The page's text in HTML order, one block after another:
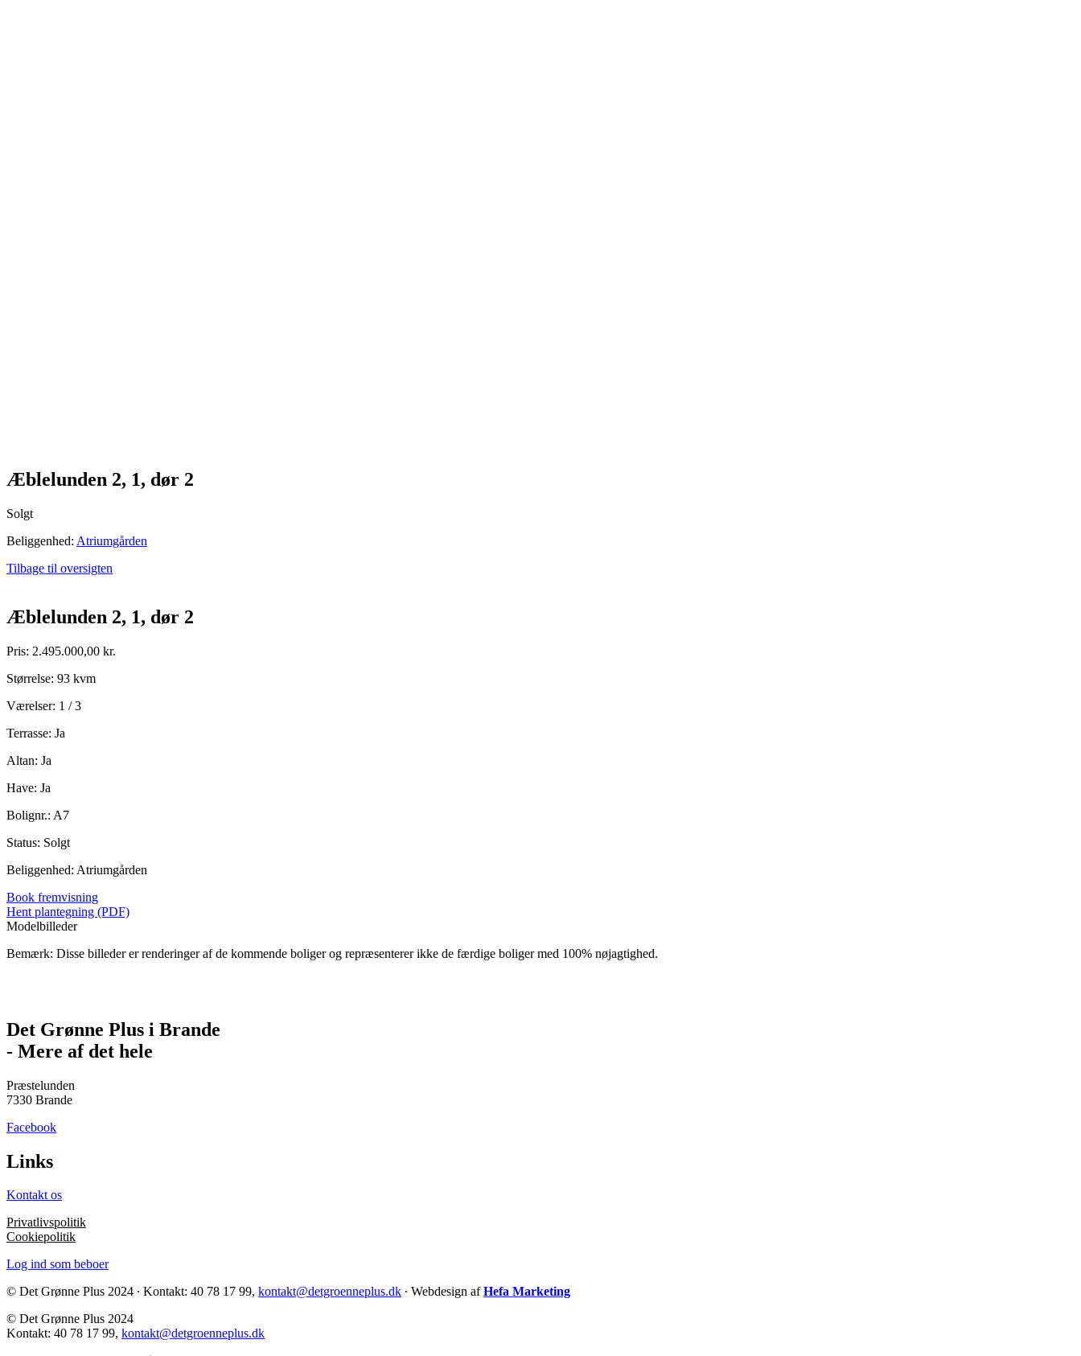
Æblelunden 2, 1, dør 2
Solgt
Beliggenhed: Atriumgården
Tilbage til oversigten
Æblelunden 2, 1, dør 2
Pris: 2.495.000,00 kr.
Størrelse: 93 kvm
Værelser: 1 / 3
Terrasse: Ja
Altan: Ja
Have: Ja
Bolignr.: A7
Status: Solgt
Beliggenhed: Atriumgården
Book fremvisning
Hent plantegning (PDF)
Modelbilleder
Bemærk: Disse billeder er renderinger af de kommende boliger og repræsenterer ikke de færdige boliger med 100% nøjagtighed.
Det Grønne Plus i Brande
- Mere af det hele
Præstelunden
7330 Brande
Facebook
Links
Kontakt os
Privatlivspolitik
Cookiepolitik
Log ind som beboer
© Det Grønne Plus 2024 ∙ Kontakt: 40 78 17 99, kontakt@detgroenneplus.dk ∙ Webdesign afHefa Marketing
© Det Grønne Plus 2024
Kontakt: 40 78 17 99, kontakt@detgroenneplus.dk